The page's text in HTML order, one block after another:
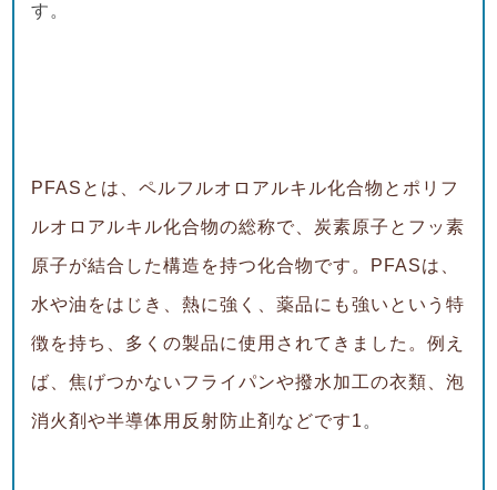
す。
PFASとは、ペルフルオロアルキル化合物とポリフ
ルオロアルキル化合物の総称で、炭素原子とフッ素
原子が結合した構造を持つ化合物です。PFASは、
水や油をはじき、熱に強く、薬品にも強いという特
徴を持ち、多くの製品に使用されてきました。例え
ば、焦げつかないフライパンや撥水加工の衣類、泡
消火剤や半導体用反射防止剤などです1 。